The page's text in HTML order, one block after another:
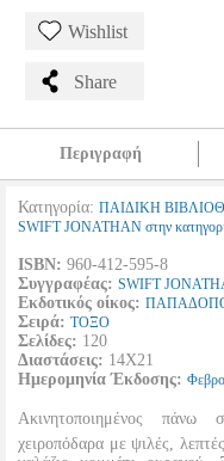
Wishlist
Share
Περιγραφή
Κατηγορία: ΠΑΙΔΙΚΗ
SWIFT JONATHAN στην
ISBN: 960-412-595-8
Συγγραφέας: SWIFT
Εκδοτικός οίκος:
Σειρά: ΤΟΞΟ
Σελίδες: 120
Διαστάσεις: 14Χ21
Ημερομηνία Έκδοσης:
Ακινητοποιημένος
χειροπόδαρα με ψιλές,